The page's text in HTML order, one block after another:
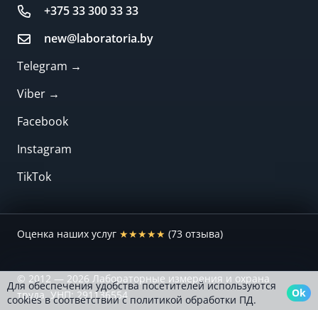
+375 33 300 33 33
new@laboratoria.by
Telegram →
Viber →
Facebook
Instagram
TikTok
Оценка наших услуг ★★★★★ (73 отзыва)
© 2012 — 2026 Лабораторные измерения и охрана
труда, УНП: 291136554
Для обеспечения удобства посетителей используются
cookies в соответствии с политикой обработки ПД.
Ok